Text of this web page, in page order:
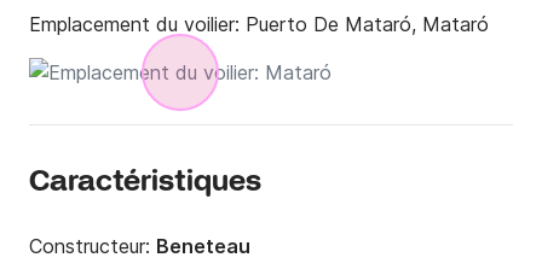
Emplacement du voilier: Puerto De Mataró, Mataró
Caractéristiques
Constructeur: Beneteau